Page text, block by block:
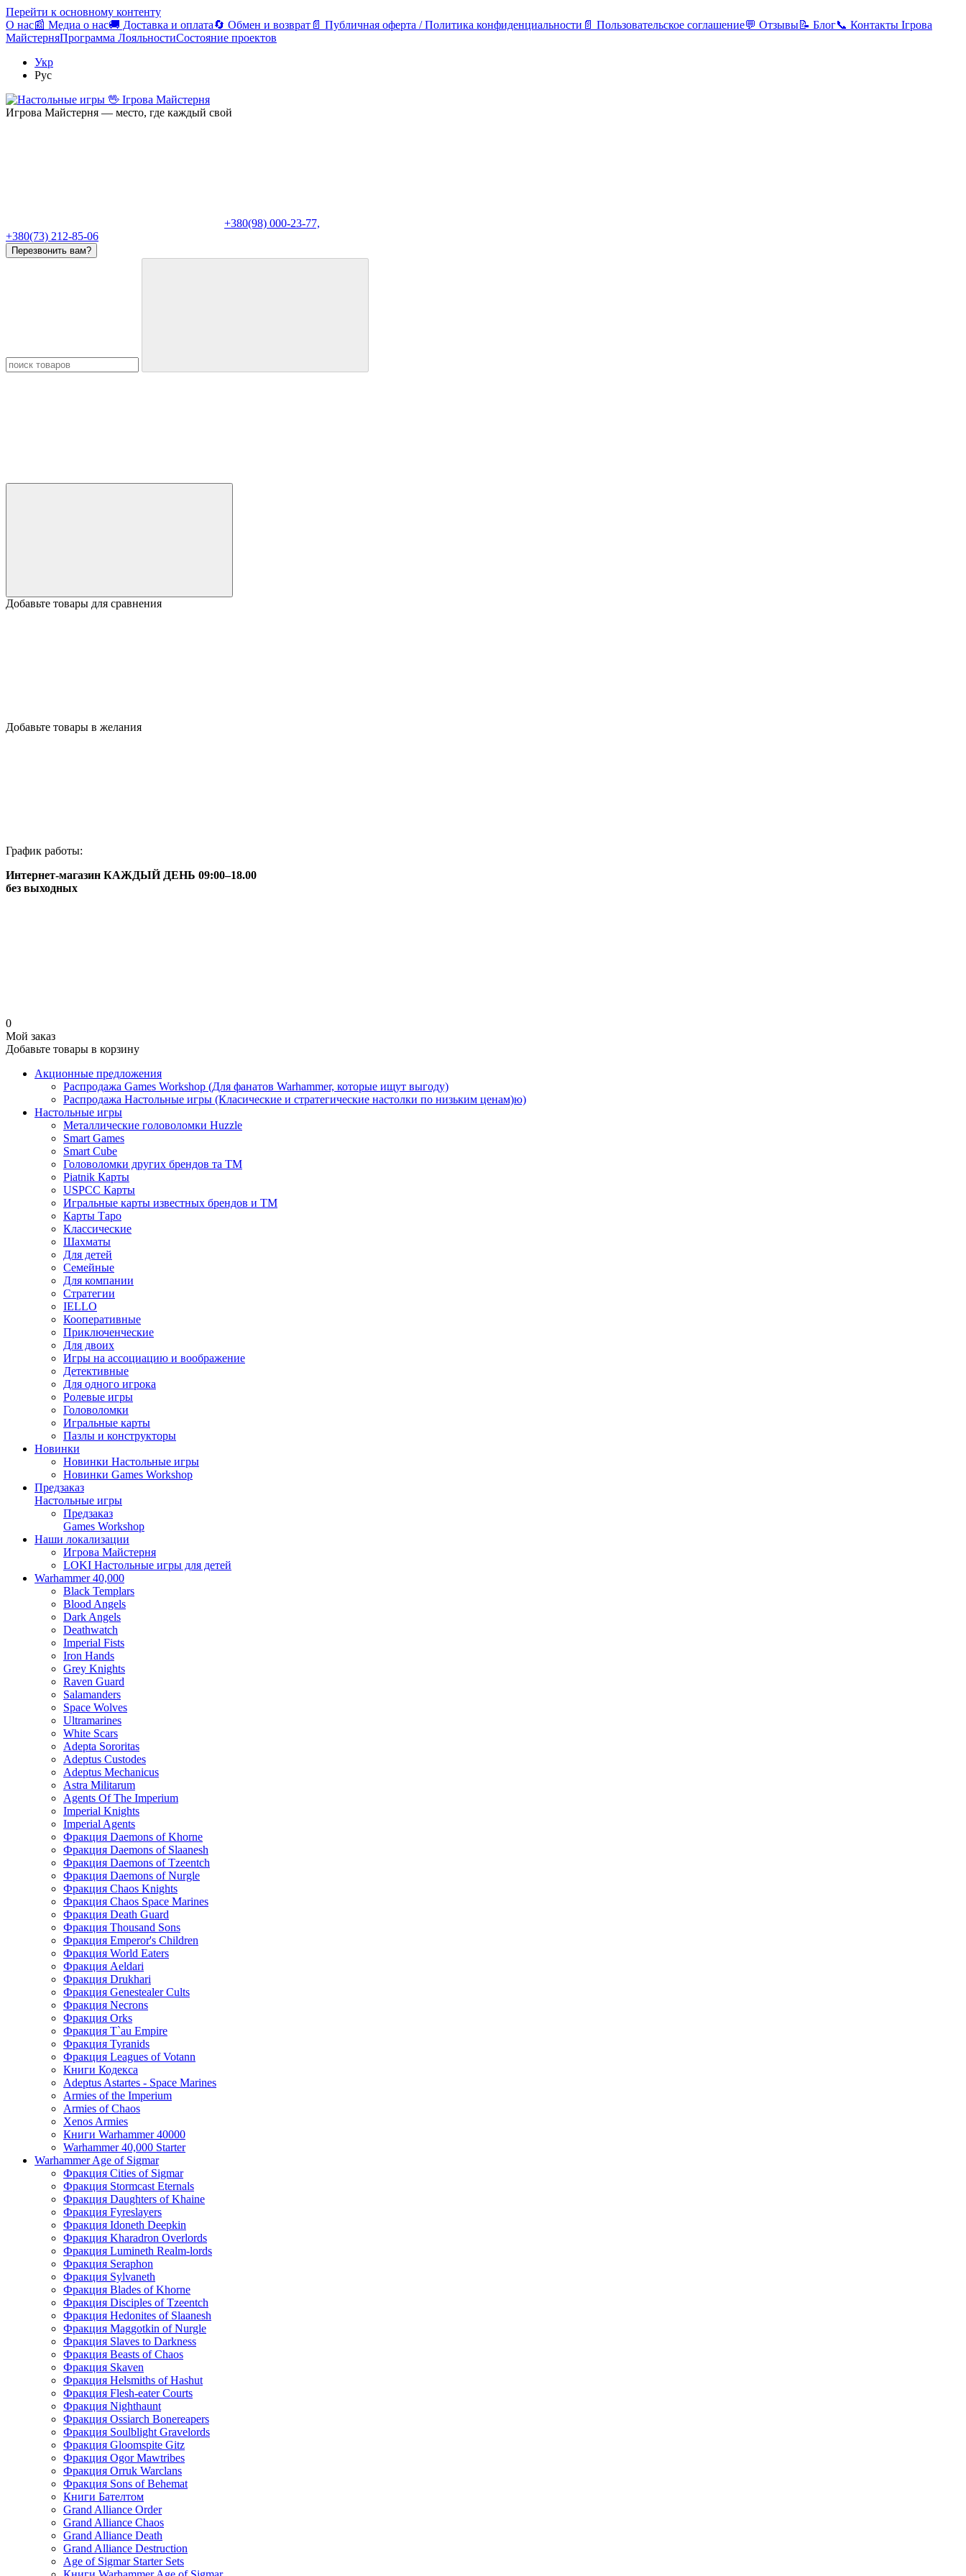
Перейти к основному контенту
О нас📰 Медиа о нас🚚 Доставка и оплата🔄 Обмен и возврат 📄 Публичная оферта / Политика конфиденциальности 📄 Пользовательское соглашение💬 Отзывы📝 Блог📞 Контакты Ігрова
МайстерняПрограмма ЛояльностиСостояние проектов
Укр
Рус
Игрова Майстерня — место, где каждый свой
+380(98) 000-23-77,
+380(73) 212-85-06
Перезвонить вам?
Добавьте товары для сравнения
Добавьте товары в желания
График работы:
Интернет-магазин КАЖДЫЙ ДЕНЬ 09:00–18.00
без выходных
0
Мой заказ
Добавьте товары в корзину
Акционные предложения
Распродажа Games Workshop (Для фанатов Warhammer, которые ищут выгоду)
Распродажа Настольные игры (Класические и стратегические настолки по низьким ценам)ю)
Настольные игры
Металлические головоломки Huzzle
Smart Games
Smart Cube
Головоломки других брендов та ТМ
Piatnik Карты
USPCC Карты
Игральные карты известных брендов и ТМ
Карты Таро
Классические
Шахматы
Для детей
Семейные
Для компании
Стратегии
IELLO
Кооперативные
Приключенческие
Для двоих
Игры на ассоциацию и воображение
Детективные
Для одного игрока
Ролевые игры
Головоломки
Игральные карты
Пазлы и конструкторы
Новинки
Новинки Настольные игры
Новинки Games Workshop
Предзаказ
Настольные игры
Предзаказ
Games Workshop
Наши локализации
Игрова Майстерня
LOKI Настольные игры для детей
Warhammer 40,000
Black Templars
Blood Angels
Dark Angels
Deathwatch
Imperial Fists
Iron Hands
Grey Knights
Raven Guard
Salamanders
Space Wolves
Ultramarines
White Scars
Adepta Sororitas
Adeptus Custodes
Adeptus Mechanicus
Astra Militarum
Agents Of The Imperium
Imperial Knights
Imperial Agents
Фракция Daemons of Khorne
Фракция Daemons of Slaanesh
Фракция Daemons of Tzeentch
Фракция Daemons of Nurgle
Фракция Chaos Knights
Фракция Chaos Space Marines
Фракция Death Guard
Фракция Thousand Sons
Фракция Emperor's Children
Фракция World Eaters
Фракция Aeldari
Фракция Drukhari
Фракция Genestealer Cults
Фракция Necrons
Фракция Orks
Фракция T`au Empire
Фракция Tyranids
Фракция Leagues of Votann
Книги Кодекса
Adeptus Astartes - Space Marines
Armies of the Imperium
Armies of Chaos
Xenos Armies
Книги Warhammer 40000
Warhammer 40,000 Starter
Warhammer Age of Sigmar
Фракция Cities of Sigmar
Фракция Stormcast Eternals
Фракция Daughters of Khaine
Фракция Fyreslayers
Фракция Idoneth Deepkin
Фракция Kharadron Overlords
Фракция Lumineth Realm-lords
Фракция Seraphon
Фракция Sylvaneth
Фракция Blades of Khorne
Фракция Disciples of Tzeentch
Фракция Hedonites of Slaanesh
Фракция Maggotkin of Nurgle
Фракция Slaves to Darkness
Фракция Beasts of Chaos
Фракция Skaven
Фракция Helsmiths of Hashut
Фракция Flesh-eater Courts
Фракция Nighthaunt
Фракция Ossiarch Bonereapers
Фракция Soulblight Gravelords
Фракция Gloomspite Gitz
Фракция Ogor Mawtribes
Фракция Orruk Warclans
Фракция Sons of Behemat
Книги Бателтом
Grand Alliance Order
Grand Alliance Chaos
Grand Alliance Death
Grand Alliance Destruction
Age of Sigmar Starter Sets